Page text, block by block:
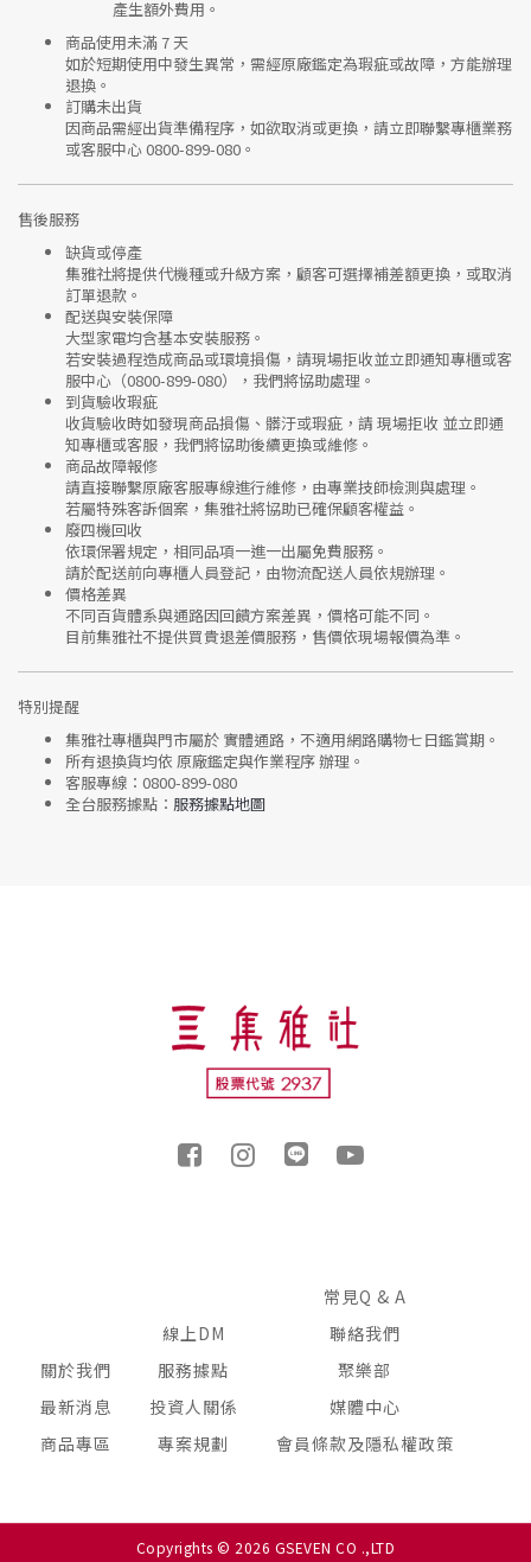
產生額外費用。
商品使用未滿 7 天
如於短期使用中發生異常，需經原廠鑑定為瑕疵或故障，方能辦理
退換。
訂購未出貨
因商品需經出貨準備程序，如欲取消或更換，請立即聯繫專櫃業務
或客服中心 0800-899-080 。
售後服務
缺貨或停產
集雅社將提供代機種或升級方案 ，顧客可選擇補差額更換，或取消
訂單退款。
配送與安裝保障
大型家電均含基本安裝服務。
若安裝過程造成商品或環境損傷，請現場拒收並立即通知專櫃或客
服中心 （0800-899-080），我們將協助處理。
到貨驗收瑕疵
收貨驗收時如發現商品損傷、髒汙或瑕疵 ，請 現場拒收 並立即通
知專櫃或客服，我們將協助後續更換或維修。
商品故障報修
請直接聯繫原廠客服專線進行維修，由專業技師檢測與處理。
若屬特殊客訴個案，集雅社將協助已確保顧客權益。
廢四機回收
依環保署規定，相同品項一進一出屬免費服務。
請於配送前向專櫃人員登記，由物流配送人員依規辦理。
價格差異
不同百貨體系與通路因回饋方案差異，價格可能不同。
目前集雅社不提供買貴退差價服務 ，售價依現場報價為準。
特別提醒
集雅社專櫃與門市屬於 實體通路，不適用網路購物七日鑑賞期 。
所有退換貨均依 原廠鑑定與作業程序辦理。
客服專線： 0800-899-080
全台服務據點： 服務據點地圖
關於我們
最新消息
商品專區
線上DM
服務據點
投資人關係
專案規劃
常見Q & A
聯絡我們
聚樂部
媒體中心
會員條款及隱私權政策
Copyrights © 2026 GSEVEN CO .,LTD